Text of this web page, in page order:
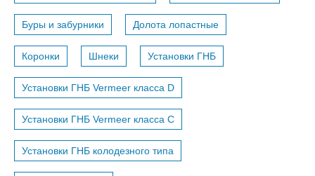
Буры и забурники Долота лопастные
Коронки Шнеки Установки ГНБ
Установки ГНБ Vermeer класса D
Установки ГНБ Vermeer класса С
Установки ГНБ колодезного типа